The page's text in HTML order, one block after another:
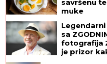
savršenu
muke
sa
fotografija
je prizor